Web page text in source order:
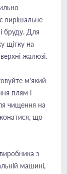
вирішальне
бруду. Для
щітку на
жалюзі.
м'який
плям і
чищення на
що
з
машині,